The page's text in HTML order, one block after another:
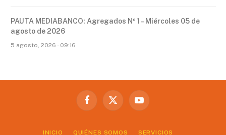
PAUTA MEDIABANCO: Agregados Nº 1 – Miércoles 05 de
agosto de 2026
5 agosto, 2026 - 09:16
Facebook
X
YouTube
INICIO QUIÉNES SOMOS SERVICIOS